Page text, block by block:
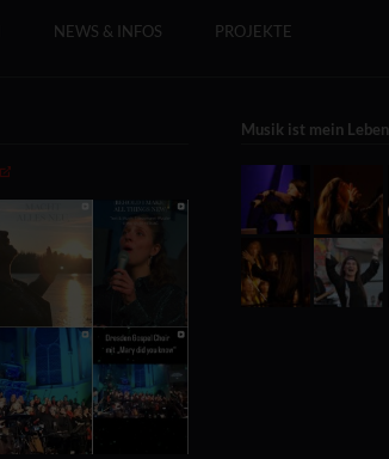
NEWS & INFOS PROJEKTE
Musik ist mein Leben